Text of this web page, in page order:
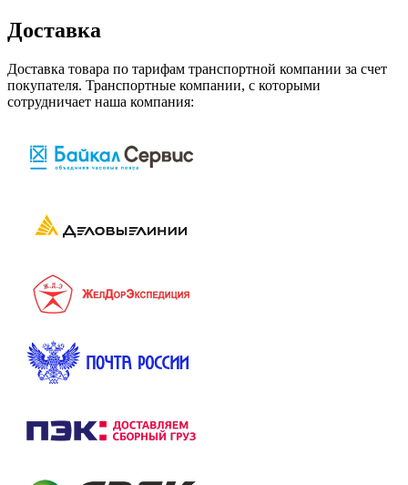
Доставка
Доставка товара по тарифам транспортной компании за счет
покупателя. Транспортные компании, с которыми
сотрудничает наша компания: